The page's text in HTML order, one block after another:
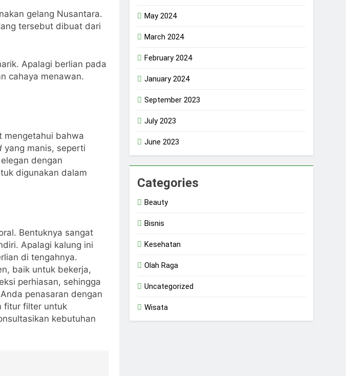
gelang Nusantara.
tersebut dibuat dari
Apalagi berlian pada
cahaya menawan.
mengetahui bahwa
yang manis, seperti
dengan
digunakan dalam
Bentuknya sangat
Apalagi kalung ini
di tengahnya.
baik untuk bekerja,
perhiasan, sehingga
penasaran dengan
fitur filter untuk
kebutuhan
May 2024
March 2024
February 2024
January 2024
September 2023
July 2023
June 2023
Categories
Beauty
Bisnis
Kesehatan
Olah Raga
Uncategorized
Wisata